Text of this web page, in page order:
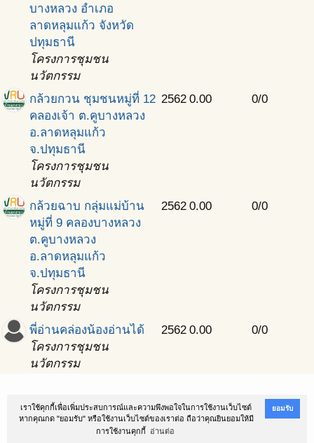
เราใช้คุกกี้เพื่อเพิ่มประสบการณ์และความพึงพอใจในการใช้งานเว็บไซต์
หากคุณกด "ยอมรับ" หรือใช้งานเว็บไซต์ของเราต่อ ถือว่าคุณยินยอมให้มี
การใช้งานคุกกี้
อ่านต่อ
ยอมรับ
บางหลวง อำเภอ
ลาดหลุมแก้ว จังหวัด
ปทุมธานี
โครงการชุมชน
นวัตกรรม
กล้วยกวน ชุมชนหมู่ที่ 12
คลองเจ้า ต.คูบางหลวง
อ.ลาดหลุมแก้ว
จ.ปทุมธานี
โครงการชุมชน
นวัตกรรม
2562 0.00 0/0
กล้วยฉาบ กลุ่มแม่บ้าน
หมู่ที่ 9 คลองบางหลวง
ต.คูบางหลวง
อ.ลาดหลุมแก้ว
จ.ปทุมธานี
โครงการชุมชน
นวัตกรรม
2562 0.00 0/0
พี่อ่านคล่องน้องอ่านได้
โครงการชุมชน
นวัตกรรม
2562 0.00 0/0
@Copyright 2016 สถาบันนโยบายสาธารณะ ม.สงขลานครินทร์
ตำบลหาดใหญ่ อำเภอหาดใหญ่ จังหวัดสงขลา 90110 โทรศัพท์ 074-282900-2
สถาบันนโยบายสาธารณะ ม.สงขลานครินทร์